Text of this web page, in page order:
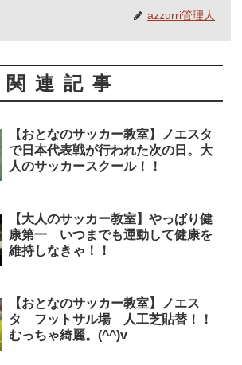
azzurri管理人
関連記事
【おとなのサッカー教室】ノエスタ
で日本代表戦が行われた次の日。大
人のサッカースクール！！
【大人のサッカー教室】やっぱり健
康第一 いつまでも運動して健康を
維持しなきゃ！！
【おとなのサッカー教室】ノエス
タ フットサル場 人工芝貼替！！
むっちゃ綺麗。(^^)v